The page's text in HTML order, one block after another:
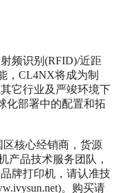
频识别(RFID)/近距
，CL4NX将成为制
它行业及严竣环境下
化部署中的配置和拓
区核心经销商，货源
产品技术服务团队，
牌打印机，请认准技
。 购买请